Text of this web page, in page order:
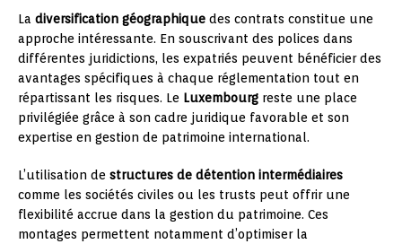
La diversification géographique des contrats constitue une
approche intéressante. En souscrivant des polices dans
différentes juridictions, les expatriés peuvent bénéficier des
avantages spécifiques à chaque réglementation tout en
répartissant les risques. Le Luxembourg reste une place
privilégiée grâce à son cadre juridique favorable et son
expertise en gestion de patrimoine international.
L’utilisation de structures de détention intermédiaires
comme les sociétés civiles ou les trusts peut offrir une
flexibilité accrue dans la gestion du patrimoine. Ces
montages permettent notamment d’optimiser la